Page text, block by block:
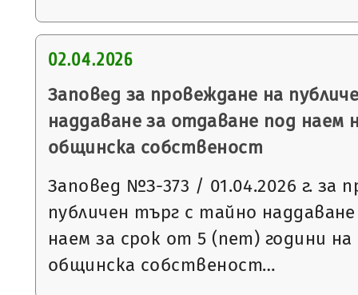
02.04.2026
Заповед за провеждане на
наддаване за отдаване под наем
общинска собственост
Заповед №З-373 / 01.04.2026 г. за
публичен търг с тайно
наем за срок от 5 (пет) години
общинска собственост…